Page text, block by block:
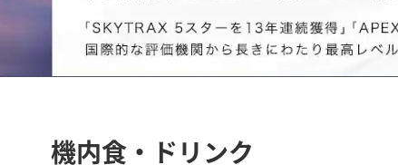
機内食・ドリンク